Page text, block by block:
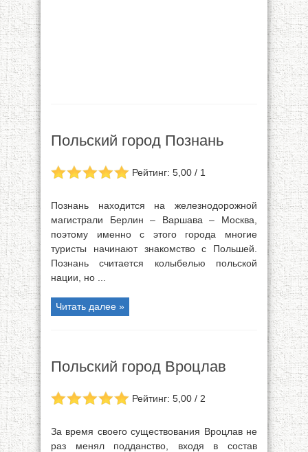
Польский город Познань
Рейтинг: 5,00 / 1
Познань находится на железнодорожной
магистрали Берлин – Варшава – Москва,
поэтому именно с этого города многие
туристы начинают знакомство с Польшей.
Познань считается колыбелью польской
нации, но ...
Читать далее »
Польский город Вроцлав
Рейтинг: 5,00 / 2
За время своего существования Вроцлав не
раз менял подданство, входя в состав